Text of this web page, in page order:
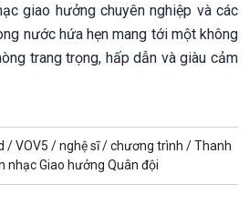
giao hưởng chuyên nghiệp và các
nước hứa hẹn mang tới một không
trang trọng, hấp dẫn và giàu cảm
/VOV5 /nghệ sĩ /chương trình /Thanh
nhạc Giao hưởng Quân đội